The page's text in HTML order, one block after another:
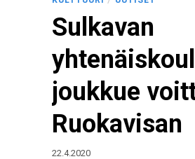
Sulkavan
joukkue
Ruokavisan
22.4.2020